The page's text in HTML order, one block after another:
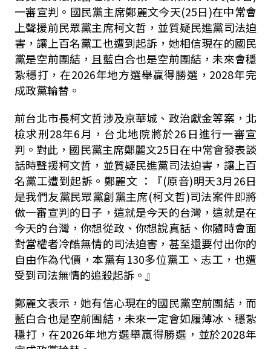
一審宣判。國民黨主席鄭麗文今天(25日)在中常會
上聲援前民眾黨主席柯文哲，並質疑民進黨司法迫
害，讓上百名黨工也遭到起訴，她相信現在的國民
黨是空前團結，且藍白合也是空前團結，未來會穩
紮穩打，在2026年地方選舉贏得勝選，2028年完
成政黨輪替。
前台北市長柯文哲涉及京華城、政治獻金等案，北
檢求刑28年6月，台北地院將於26日進行一審宣
判。對此，國民黨主席鄭麗文25日在中常會發表談
話時聲援柯文哲，並質疑民進黨司法迫害，讓上百
名黨工遭到起訴。鄭麗文 ：『(原音)明天3月26日
是我們友黨民眾黨創黨主席(柯文哲)司法案件即將
做一審宣判的日子，這就是今天的台灣，這就是在
今天的台灣，你想從政、你想說真話、你隨時會面
對當權者冷酷無情的司法迫害，甚至還要付出你的
自由作為代價，本黨有130多位黨工、志工，也遭
受到司法無情的追殺起訴。』
鄭麗文表示，她有信心現在的國民黨空前團結，而
藍白合也是空前團結，未來一定會如履薄冰、穩紮
穩打，在2026年地方選舉贏得勝選，並於2028年